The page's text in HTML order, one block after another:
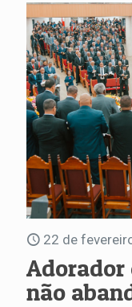
22 de
Adorador
não